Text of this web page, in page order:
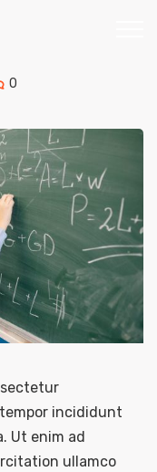
0
incididunt
Ut enim ad
ullamco